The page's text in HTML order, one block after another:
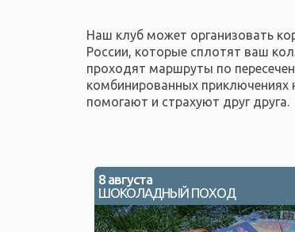
Наш клуб может организовать
России, которые сплотят ваш
проходят маршруты по
комбинированных приключениях
помогают и страхуют друг друга.
8 августа
ШОКОЛАДНЫЙ ПОХОД